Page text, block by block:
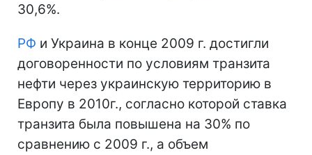
30,6%.
РФ и Украина в конце 2009 г. достигли
договоренности по условиям транзита
нефти через украинскую территорию в
Европу в 2010г., согласно которой ставка
транзита была повышена на 30% по
сравнению с 2009 г., а объем